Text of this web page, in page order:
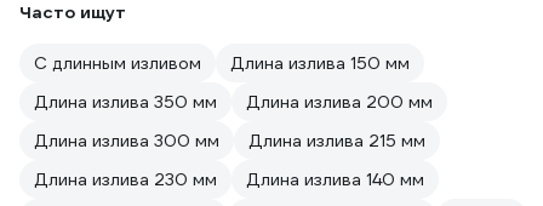
Часто ищут
С длинным изливом
Длина излива 150 мм
Длина излива 350 мм
Длина излива 200 мм
Длина излива 300 мм
Длина излива 215 мм
Длина излива 230 мм
Длина излива 140 мм